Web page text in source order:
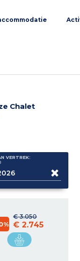
Chalet
VERTREK:
)
€ 3.050
€ 2.745